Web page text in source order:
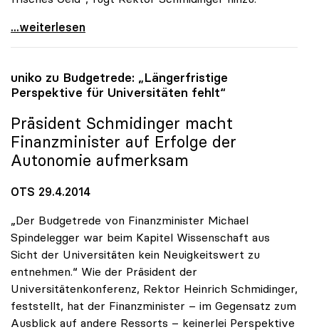
Schmidinger zu FWF-Finanzierung: „Reserven sind
...weiterlesen
uniko zu Budgetrede: „Längerfristige
Perspektive für Universitäten fehlt“
Präsident Schmidinger macht
Finanzminister auf Erfolge der
Autonomie aufmerksam
OTS 29.4.2014
„Der Budgetrede von Finanzminister Michael
Spindelegger war beim Kapitel Wissenschaft aus
Sicht der Universitäten kein Neuigkeitswert zu
entnehmen.“ Wie der Präsident der
Universitätenkonferenz, Rektor Heinrich Schmidinger,
feststellt, hat der Finanzminister – im Gegensatz zum
Ausblick auf andere Ressorts – keinerlei Perspektive